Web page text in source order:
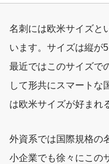
名刺には欧米サイズと
います。サイズは縦が
最近ではこのサイズで
して形共にスマートな
は欧米サイズが好まれ
外資系では国際規格の
小企業でも徐々にこの